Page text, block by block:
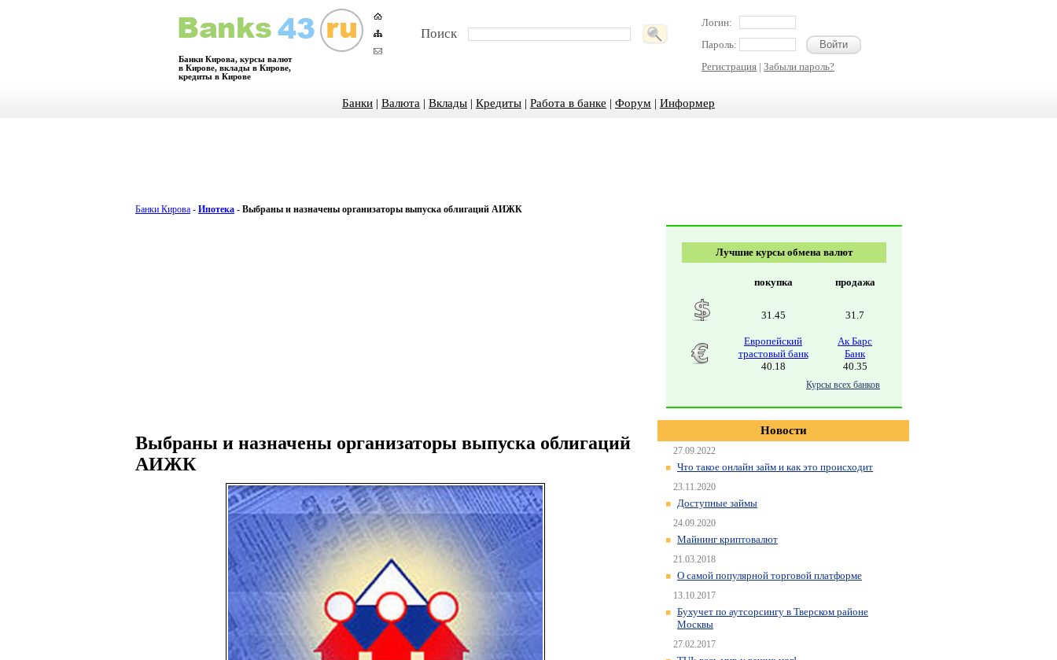
Банки Кирова, курсы валют
в Кирове, вклады в Кирове,
кредиты в Кирове
Поиск
Логин:
Пароль:
Регистрация | Забыли пароль?
Банки | Валюта | Вклады | Кредиты | Работа в банке | Форум | Информер
Банки Кирова - Ипотека - Выбраны и назначены организаторы выпуска облигаций АИЖК
Выбраны и назначены организаторы выпуска облигаций
АИЖК
Лучшие курсы обмена валют
покупка продажа
31.45 31.7
Европейский
трастовый банк
40.18
Ак Барс
Банк
40.35
Курсы всех банков
Новости
27.09.2022
Что такое онлайн займ и как это происходит
23.11.2020
Доступные займы
24.09.2020
Майнинг криптовалют
21.03.2018
О самой популярной торговой платформе
13.10.2017
Бухучет по аутсорсингу в Тверском районе
Москвы
27.02.2017